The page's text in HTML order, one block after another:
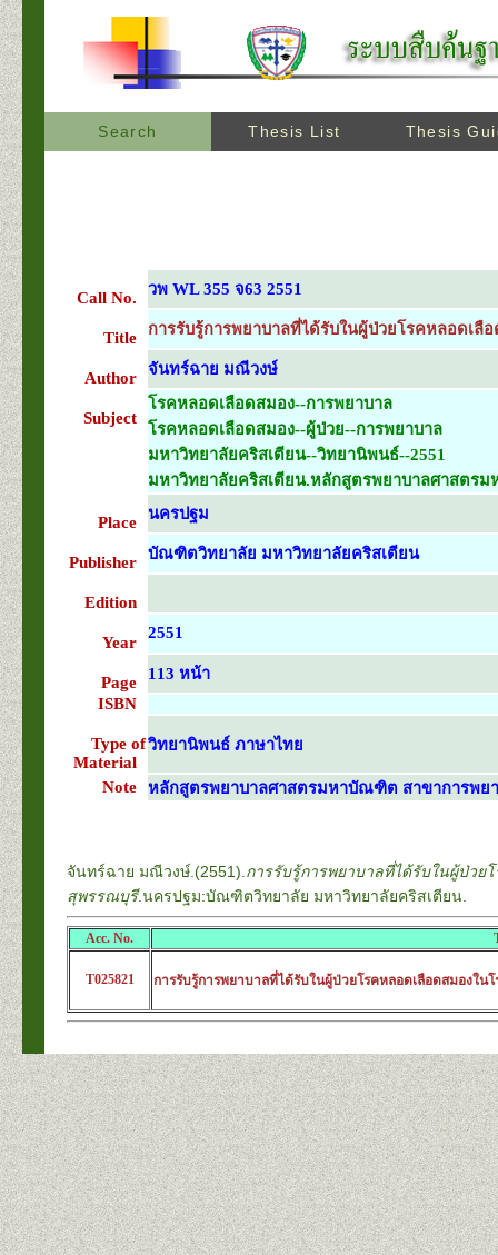
Search Thesis List Thesis
Call No. วพ WL 355 จ63 2551
Title การรับรู้การพยาบาลที่ได้รับในผู้ป่วยโรคหลอดเลื
Author จันทร์ฉาย มณีวงษ์
Subject
โรคหลอดเลือดสมอง--การพยาบาล
โรคหลอดเลือดสมอง--ผู้ป่วย--การพยาบาล
มหาวิทยาลัยคริสเตียน--วิทยานิพนธ์--2551
มหาวิทยาลัยคริสเตียน.หลักสูตรพยาบาลศาสตร
Place นครปฐม
Publisher บัณฑิตวิทยาลัย มหาวิทยาลัยคริสเตียน
Edition
Year
2551
Page
113 หน้า
ISBN
Type of
Material
วิทยานิพนธ์ ภาษาไทย
Note หลักสูตรพยาบาลศาสตรมหาบัณฑิต สาขาการพย
จันทร์ฉาย มณีวงษ์.(2551). การรับรู้การพยาบาลที่ได้รับในผู้ป่วย
สุพรรณบุรี.นครปฐม:บัณฑิตวิทยาลัย มหาวิทยาลัยคริสเตียน.
Acc. No.
T025821 การรับรู้การพยาบาลที่ได้รับในผู้ป่วยโรคหลอดเลือดสมองใน